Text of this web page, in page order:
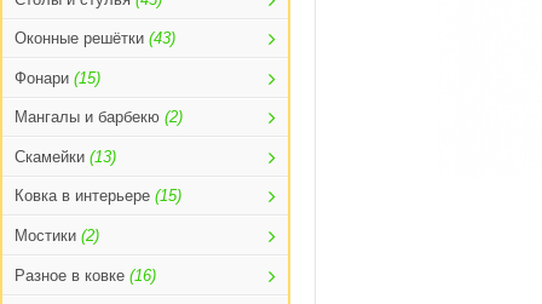
Оконные решётки (43)
Фонари (15)
Мангалы и барбекю (2)
Скамейки (13)
Ковка в интерьере (15)
Мостики (2)
Разное в ковке (16)